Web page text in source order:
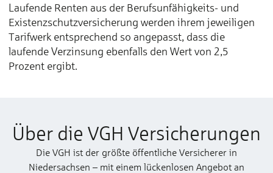
Laufende Renten aus der Berufsunfähigkeits- und
Existenzschutzversicherung werden ihrem jeweiligen
Tarifwerk entsprechend so angepasst, dass die
laufende Verzinsung ebenfalls den Wert von 2,5
Prozent ergibt.
Über die VGH Versicherungen
Die VGH ist der größte öffentliche Versicherer in
Niedersachsen – mit einem lückenlosen Angebot an